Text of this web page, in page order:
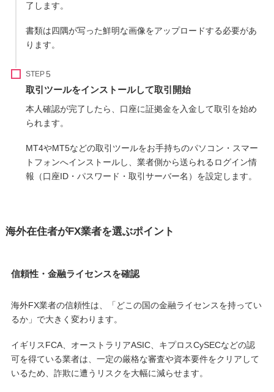
了します。
書類は四隅が写った鮮明な画像をアップロードする必要があ
ります。
STEP
取引ツールをインストールして取引開始
本人確認が完了したら、口座に証拠金を入金して取引を始め
られます。
MT4やMT5などの取引ツールをお手持ちのパソコン・スマー
トフォンへインストールし、業者側から送られるログイン情
報（口座ID・パスワード・取引サーバー名）を設定します。
海外在住者がFX業者を選ぶポイント
信頼性・金融ライセンスを確認
海外FX業者の信頼性は、「どこの国の金融ライセンスを持ってい
るか」で大きく変わります。
イギリスFCA、オーストラリアASIC、キプロスCySECなどの認
可を得ている業者は、一定の厳格な審査や資本要件をクリアして
いるため、詐欺に遭うリスクを大幅に減らせます。